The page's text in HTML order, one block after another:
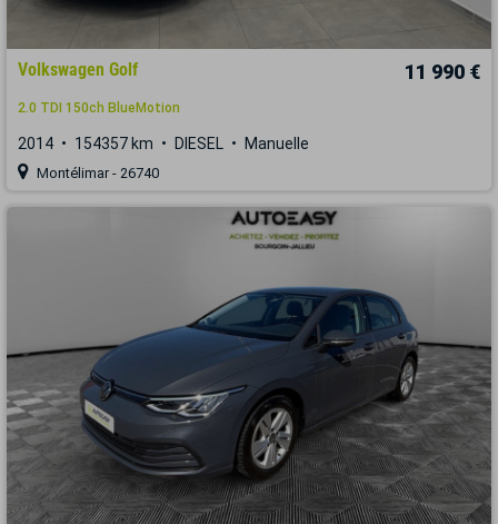
Volkswagen Golf 11 990 €
2.0 TDI 150ch BlueMotion
2014 154357 km DIESEL Manuelle
Montélimar - 26740